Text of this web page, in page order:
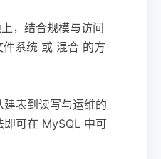
，结合规模与访问
系统 或 混合 的方
表到读写与运维的
即可在 MySQL 中可